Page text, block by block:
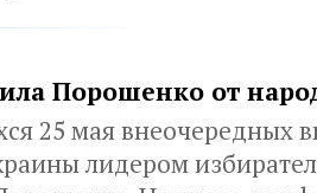
Порошенко от
25 мая внеочередных
лидером